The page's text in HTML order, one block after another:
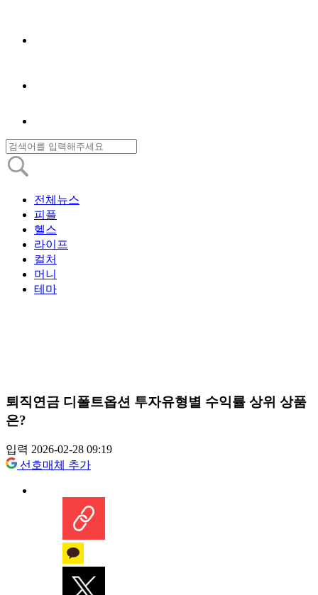
전체뉴스
피플
헬스
라이프
컬처
머니
테마
퇴직연금 디폴트옵션 투자유형별 수익률 상위 상품
은?
입력 2026-02-28 09:19
선호매체 추가